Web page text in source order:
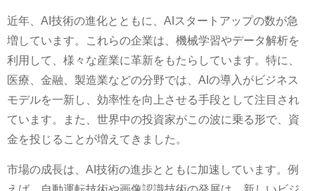
近年、AI技術の進化とともに、AIスタートアップの数が急
増しています。これらの企業は、機械学習やデータ解析を
利用して、様々な産業に革新をもたらしています。特に、
医療、金融、製造業などの分野では、AIの導入がビジネス
モデルを一新し、効率性を向上させる手段として注目され
ています。また、世界中の投資家がこの波に乗る形で、資
金を投じることが増えてきました。
市場の成長は、AI技術の進歩とともに加速しています。例